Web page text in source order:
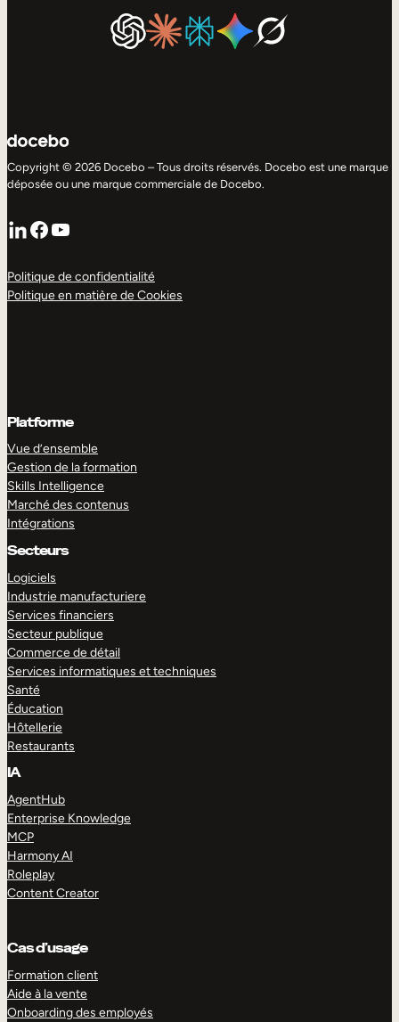
Copyright © 2026 Docebo – Tous droits réservés. Docebo est une marque
déposée ou une marque commerciale de Docebo.
LinkedIn
Facebook
YouTube
Politique de confidentialité
Politique en matière de Cookies
Platforme
Vue d’ensemble
Gestion de la formation
Skills Intelligence
Marché des contenus
Intégrations
Secteurs
Logiciels
Industrie manufacturiere
Services financiers
Secteur publique
Commerce de détail
Services informatiques et techniques
Santé
Éducation
Hôtellerie
Restaurants
IA
AgentHub
Enterprise Knowledge
MCP
Harmony AI
Roleplay
Content Creator
Cas d’usage
Formation client
Aide à la vente
Onboarding des employés